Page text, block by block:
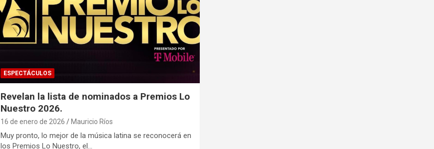
ESPECTÁCULOS
Revelan la lista de nominados a Premios Lo
Nuestro 2026.
16 de enero de 2026 Mauricio Ríos
Muy pronto, lo mejor de la música latina se reconocerá en
los Premios Lo Nuestro, el…